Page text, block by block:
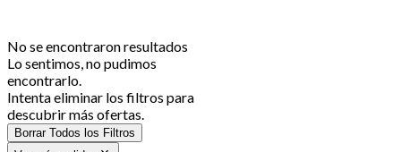
No se encontraron resultados
Lo sentimos, no pudimos
encontrarlo.
Intenta eliminar los filtros para
descubrir más ofertas.
Borrar Todos los Filtros